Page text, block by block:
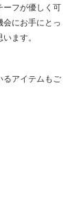
ーフが優しく可
会にお手にとっ
ます。
るアイテムもご